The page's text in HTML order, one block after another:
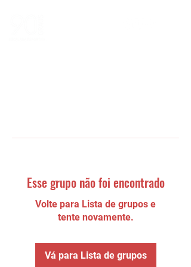
Esse grupo não foi encontrado
Volte para Lista de grupos e
tente novamente.
Vá para Lista de grupos